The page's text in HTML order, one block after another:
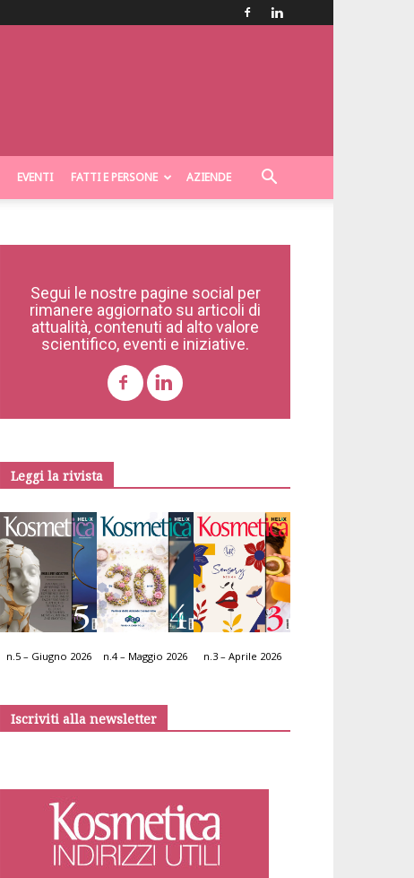
EVENTI FATTI E PERSONE AZIENDE
Segui le nostre pagine social per
rimanere aggiornato su articoli di
attualità, contenuti ad alto valore
scientifico, eventi e iniziative.
Leggi la rivista
n.5 – Giugno 2026 n.4 – Maggio 2026 n.3 – Aprile 2026
Iscriviti alla newsletter